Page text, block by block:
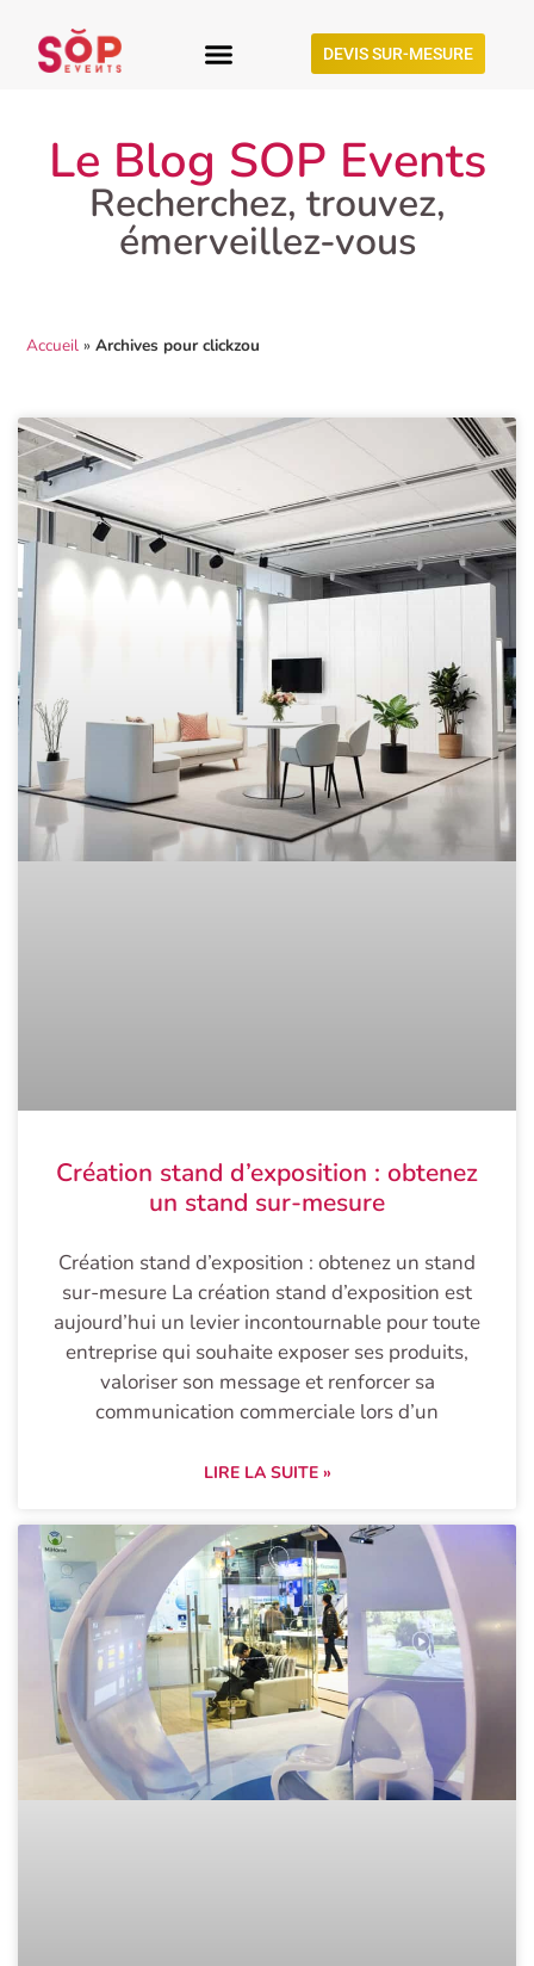
DEVIS SUR-MESURE
Le Blog SOP Events
Recherchez, trouvez,
émerveillez-vous
Accueil » Archives pour clickzou
Création stand d’exposition : obtenez
un stand sur-mesure
Création stand d’exposition : obtenez un stand
sur-mesure La création stand d’exposition est
aujourd’hui un levier incontournable pour toute
entreprise qui souhaite exposer ses produits,
valoriser son message et renforcer sa
communication commerciale lors d’un
LIRE LA SUITE »